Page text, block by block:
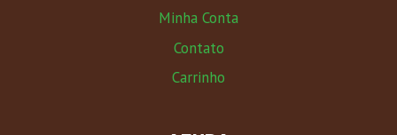
Minha Conta
Contato
Carrinho